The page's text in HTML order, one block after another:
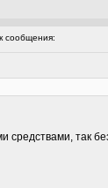
сообщения:
средствами, так